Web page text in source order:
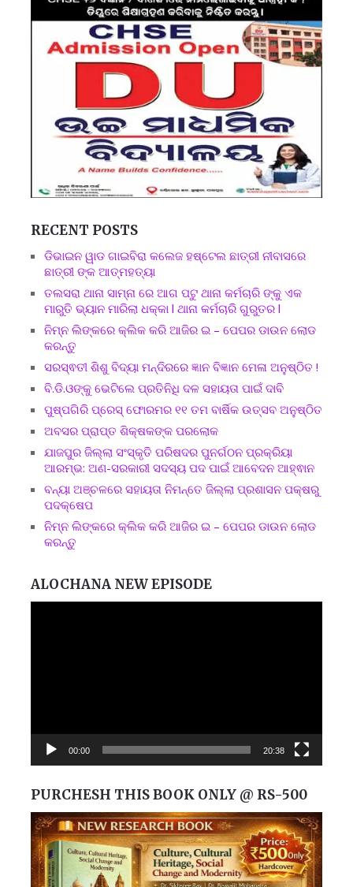
RECENT POSTS
ଡିଭାଇନ ୱାଡ ଗାଇବିରା କଲେଜ ହଷ୍ଟେଲ ଛାତ୍ରୀ ନୀବାସରେ
ଛାତ୍ରୀ ଙ୍କ ଆତ୍ମହତ୍ୟା
ତଲସରା ଥାନା ସାମ୍ନା ରେ ଆଗ ପଟୁ ଥାନା କର୍ମଚାରି ଙ୍କୁ ଏକ
ମାରୁତି ଭ୍ୟାନ ମାରିଲା ଧକ୍କା l ଥାନା କର୍ମଚାରି ଗୁରୁତର l
ନିମ୍ନ ଲିଙ୍କରେ କ୍ଲିକ କରି ଆଜିର ଇ – ପେପର ଡାଉନ ଲୋଡ
କରନ୍ତୁ
ସରସ୍ଵତୀ ଶିଶୁ ବିଦ୍ୟା ମନ୍ଦିରରେ ଜ୍ଞାନ ବିଜ୍ଞାନ ମେଳା ଅନୁଷ୍ଠିତ !
ବି.ଡି.ଓଙ୍କୁ ଭେଟିଲେ ପ୍ରତିନିଧି ଦଳ ସହାୟତା ପାଇଁ ଦାବି
ପୁଷ୍ପଗିରି ପ୍ରେସ୍ ଫୋରମର ୧୧ ତମ ବାର୍ଷିକ ଉତ୍ସବ ଅନୁଷ୍ଠିତ
ଅବସର ପ୍ରାପ୍ତ ଶିକ୍ଷକଙ୍କ ପରଲୋକ
ଯାଜପୁର ଜିଲ୍ଲା ସଂସ୍କୃତି ପରିଷଦର ପୁନର୍ଗଠନ ପ୍ରକ୍ରିୟା
ଆରମ୍ଭ: ଅଣ-ସରକାରୀ ସଦସ୍ୟ ପଦ ପାଇଁ ଆବେଦନ ଆହ୍ଵାନ
ବନ୍ୟା ଅଞ୍ଚଳରେ ସହାୟତା ନିମନ୍ତେ ଜିଲ୍ଲା ପ୍ରଶାସନ ପକ୍ଷରୁ
ପଦକ୍ଷେପ
ନିମ୍ନ ଲିଙ୍କରେ କ୍ଲିକ କରି ଆଜିର ଇ – ପେପର ଡାଉନ ଲୋଡ
କରନ୍ତୁ
ALOCHANA NEW EPISODE
00:00 20:38
PURCHESH THIS BOOK ONLY @ RS-500